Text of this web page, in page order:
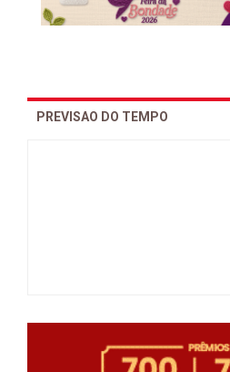
PREVISAO DO TEMPO